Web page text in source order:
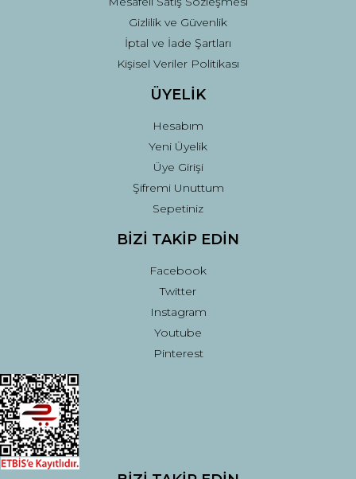
Gizlilik ve Güvenlik
İptal ve İade Şartları
Kişisel Veriler Politikası
ÜYELİK
Hesabım
Yeni Üyelik
Üye Girişi
Şifremi Unuttum
Sepetiniz
BİZİ TAKİP EDİN
Facebook
Twitter
Instagram
Youtube
Pinterest